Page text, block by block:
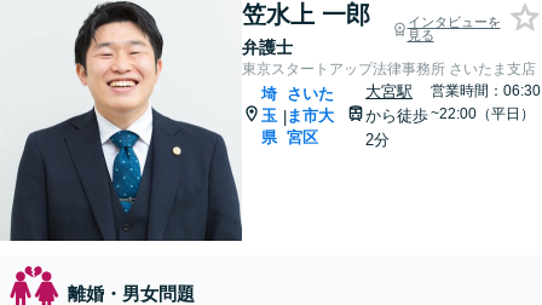
笠水上 一郎
弁護士
インタビューを
見る
東京スタートアップ法律事務所 さいたま支店
埼
玉
県
|
さいた
ま市大
宮区
大宮駅
から徒歩
2分
営業時間：06:30
~22:00（平日）
離婚・男女問題